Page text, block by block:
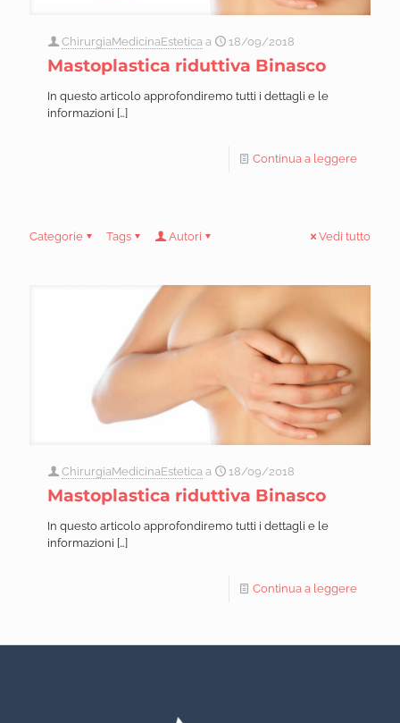
ChirurgiaMedicinaEstetica a 18/09/2018
Mastoplastica riduttiva Binasco
In questo articolo approfondiremo tutti i dettagli e le
informazioni […]
Continua a leggere
Categorie Tags Autori Vedi tutto
ChirurgiaMedicinaEstetica a 18/09/2018
Mastoplastica riduttiva Binasco
In questo articolo approfondiremo tutti i dettagli e le
informazioni […]
Continua a leggere